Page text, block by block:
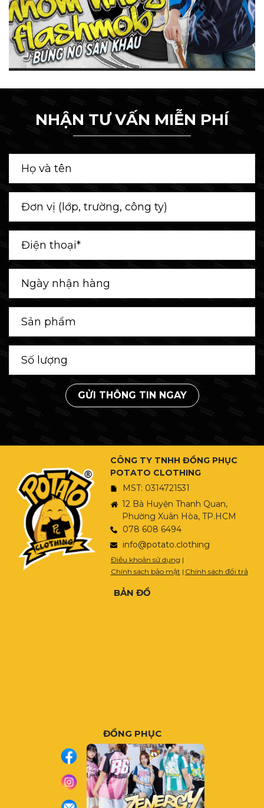
NHẬN TƯ VẤN MIỄN PHÍ
GỬI THÔNG TIN NGAY
CÔNG TY TNHH ĐỒNG PHỤC
POTATO CLOTHING
MST: 0314721531
12 Bà Huyện Thanh Quan,
Phường Xuân Hòa, TP.HCM
078 608 6494
info@potato.clothing
Điều khoản sử dụng |
Chính sách bảo mật | Chính sách đổi trả
BẢN ĐỒ
ĐỒNG PHỤC